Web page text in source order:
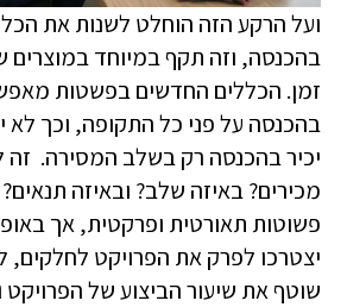
ועל הרקע הזה הוחלט לשנות את
בהכנסה, וזה תקף במיוחד במוצרים
זמן. הכללים החדשים בפשטות
בהכנסה על פני כל התקופה, וכך לא
יכיר בהכנסה רק בשלב המסירה.
מכירים? באיזה שלב? ובאיזה
פשוטות תאורטית ופרקטית, אך
יצטרכו לפרק את הפרויקט לחלקים,
שוטף את שיעור הביצוע של